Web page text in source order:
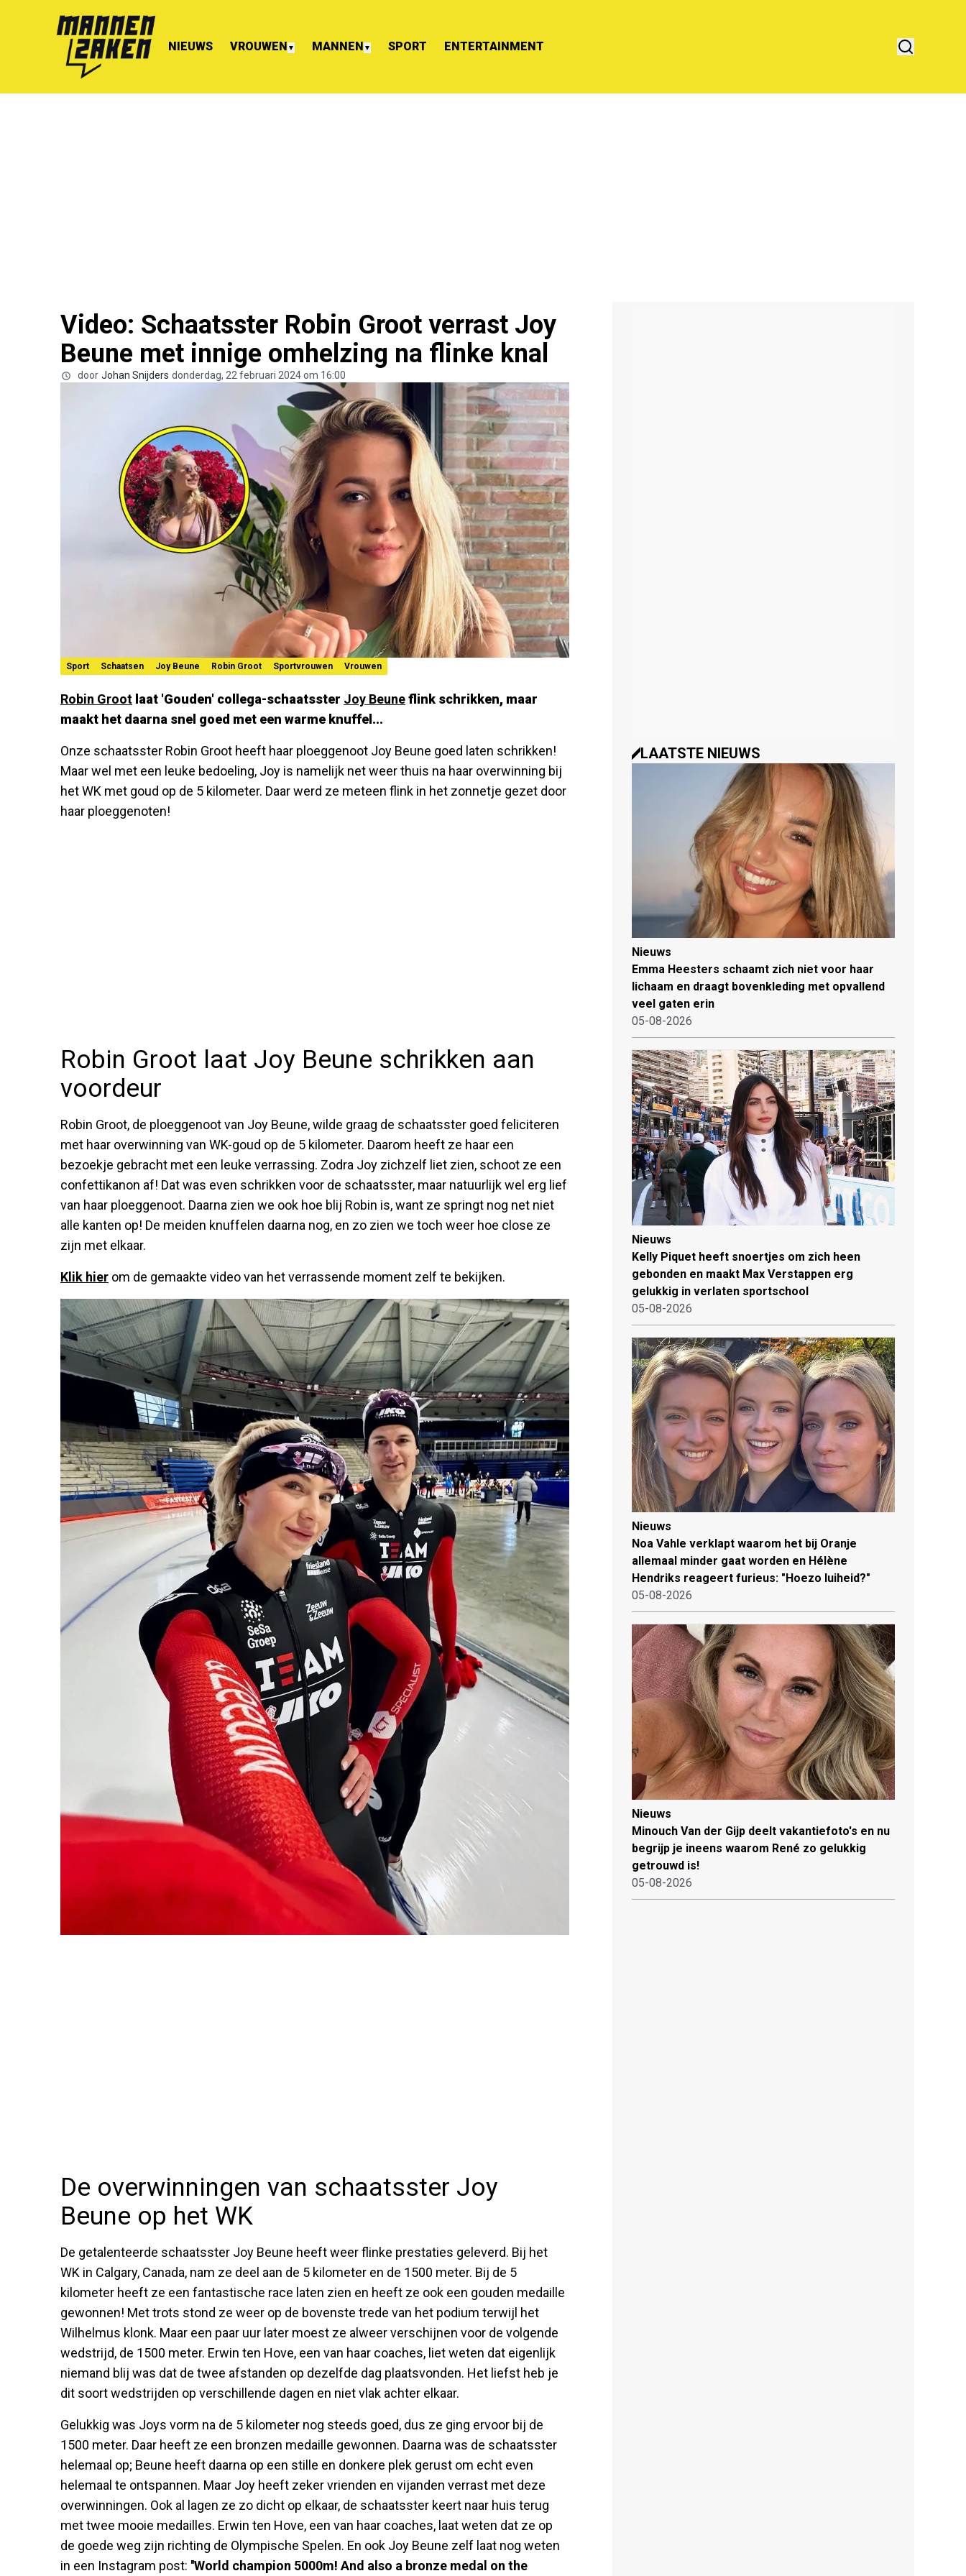
NIEUWS VROUWEN ▼ MANNEN ▼ SPORT ENTERTAINMENT
Video: Schaatsster Robin Groot verrast Joy
Beune met innige omhelzing na flinke knal
door Johan Snijders donderdag, 22 februari 2024 om 16:00
Sport Schaatsen Joy Beune Robin Groot Sportvrouwen Vrouwen
Robin Groot laat 'Gouden' collega-schaatsster Joy Beuneflink schrikken, maar
maakt het daarna snel goed met een warme knuffel...
Onze schaatsster Robin Groot heeft haar ploeggenoot Joy Beune goed laten schrikken!
Maar wel met een leuke bedoeling, Joy is namelijk net weer thuis na haar overwinning bij
het WK met goud op de 5 kilometer. Daar werd ze meteen flink in het zonnetje gezet door
haar ploeggenoten!
Robin Groot laat Joy Beune schrikken aan
voordeur
Robin Groot, de ploeggenoot van Joy Beune, wilde graag de schaatsster goed feliciteren
met haar overwinning van WK-goud op de 5 kilometer. Daarom heeft ze haar een
bezoekje gebracht met een leuke verrassing. Zodra Joy zichzelf liet zien, schoot ze een
confettikanon af! Dat was even schrikken voor de schaatsster, maar natuurlijk wel erg lief
van haar ploeggenoot. Daarna zien we ook hoe blij Robin is, want ze springt nog net niet
alle kanten op! De meiden knuffelen daarna nog, en zo zien we toch weer hoe close ze
zijn met elkaar.
Klik hier om de gemaakte video van het verrassende moment zelf te bekijken.
De overwinningen van schaatsster Joy
Beune op het WK
De getalenteerde schaatsster Joy Beune heeft weer flinke prestaties geleverd. Bij het
WK in Calgary, Canada, nam ze deel aan de 5 kilometer en de 1500 meter. Bij de 5
kilometer heeft ze een fantastische race laten zien en heeft ze ook een gouden medaille
gewonnen! Met trots stond ze weer op de bovenste trede van het podium terwijl het
Wilhelmus klonk. Maar een paar uur later moest ze alweer verschijnen voor de volgende
wedstrijd, de 1500 meter. Erwin ten Hove, een van haar coaches, liet weten dat eigenlijk
niemand blij was dat de twee afstanden op dezelfde dag plaatsvonden. Het liefst heb je
dit soort wedstrijden op verschillende dagen en niet vlak achter elkaar.
Gelukkig was Joys vorm na de 5 kilometer nog steeds goed, dus ze ging ervoor bij de
1500 meter. Daar heeft ze een bronzen medaille gewonnen. Daarna was de schaatsster
helemaal op; Beune heeft daarna op een stille en donkere plek gerust om echt even
helemaal te ontspannen. Maar Joy heeft zeker vrienden en vijanden verrast met deze
overwinningen. Ook al lagen ze zo dicht op elkaar, de schaatsster keert naar huis terug
met twee mooie medailles. Erwin ten Hove, een van haar coaches, laat weten dat ze op
de goede weg zijn richting de Olympische Spelen. En ook Joy Beune zelf laat nog weten
in een Instagram post: ''World champion 5000m! And also a bronze medal on the
LAATSTE NIEUWS
Nieuws
Emma Heesters schaamt zich niet voor haar
lichaam en draagt bovenkleding met opvallend
veel gaten erin
05-08-2026
Nieuws
Kelly Piquet heeft snoertjes om zich heen
gebonden en maakt Max Verstappen erg
gelukkig in verlaten sportschool
05-08-2026
Nieuws
Noa Vahle verklapt waarom het bij Oranje
allemaal minder gaat worden en Hélène
Hendriks reageert furieus: "Hoezo luiheid?"
05-08-2026
Nieuws
Minouch Van der Gijp deelt vakantiefoto's en nu
begrijp je ineens waarom René zo gelukkig
getrouwd is!
05-08-2026